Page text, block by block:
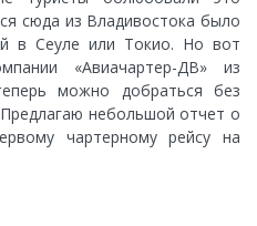
сюда из Владивостока было
в Сеуле или Токио. Но вот
«Авиачартер-ДВ» из
можно добраться без
небольшой отчет о
чартерному рейсу на